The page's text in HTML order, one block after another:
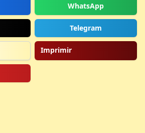
WhatsApp
Telegram
Imprimir